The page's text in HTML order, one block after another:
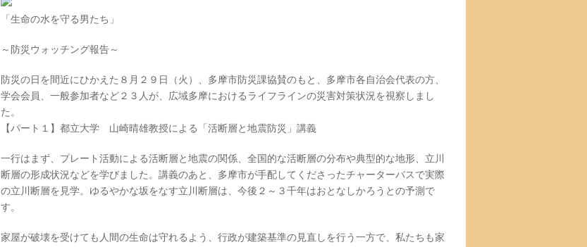
「生命の水を守る男たち」
～防災ウォッチング報告～
防災の日を間近にひかえた８月２９日（火）、多摩市防災課協賛のもと、多摩市各自治会代表の方、
学会会員、一般参加者など２３人が、広域多摩におけるライフラインの災害対策状況を視察しまし
た。
【パート１】都立大学 山崎晴雄教授による「活断層と地震防災」講義
一行はまず、プレート活動による活断層と地震の関係、全国的な活断層の分布や典型的な地形、立川
断層の形成状況などを学びました。講義のあと、多摩市が手配してくださったチャーターバスで実際
の立川断層を見学。ゆるやかな坂をなす立川断層は、今後２～３千年はおとなしかろうとの予測で
す。
家屋が破壊を受けても人間の生命は守れるよう、行政が建築基準の見直しを行う一方で、私たちも家